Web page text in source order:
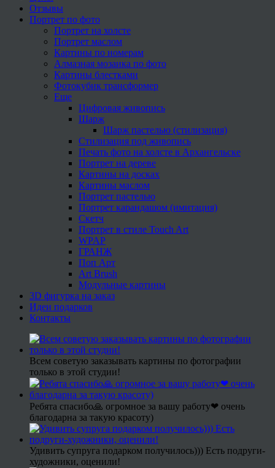
Отзывы
Портрет по фото
Портрет на холсте
Портрет маслом
Картины по номерам
Алмазная мозаика по фото
Картины блестками
Фотокубик трансформер
Еще
Цифровая живопись
Шарж
Шарж пастелью (стилизация)
Стилизация под живопись
Печать фото на холсте в Архангельске
Портрет на дереве
Картины на досках
Картины маслом
Портрет пастелью
Портрет карандашом (имитация)
Скетч
Портрет в стиле Touch Art
WPAP
ГРАНЖ
Поп Арт
Art Brush
Модульные картины
3D фигурка на заказ
Идеи подарков
Контакты
Всем советую заказывать картины по фотографии
только в этой студии!
Ребята спасибо🙏 огромное за вашу работу❤ очень
благодарна за такую красоту)
Удивить супруга подарком получилось))) Есть подруги-
художники, оценили!